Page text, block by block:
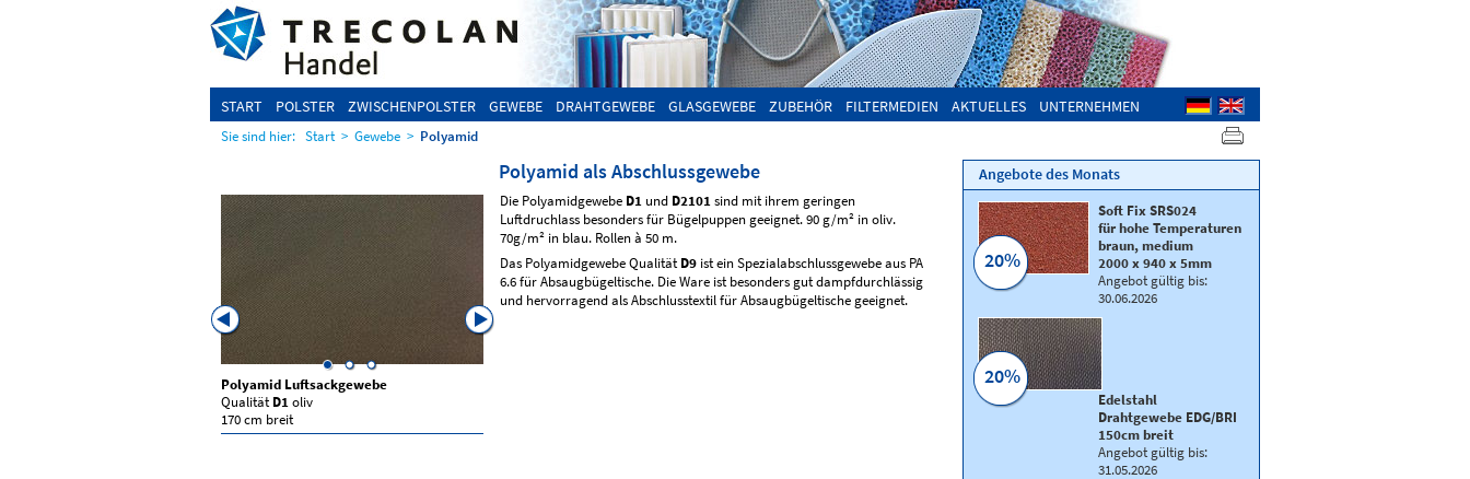
START POLSTER ZWISCHENPOLSTER GEWEBE DRAHTGEWEBE GLASGEWEBE ZUBEHÖR FILTERMEDIEN AKTUELLES UNTERNEHMEN
Sie sind hier: Start > Gewebe > Polyamid
Polyamid als Abschlussgewebe
Die Polyamidgewebe D1 und D2101 sind mit ihrem geringen
Luftdruchlass besonders für Bügelpuppen geeignet. 90 g/m² in oliv.
70g/m² in blau. Rollen à 50 m.
Das Polyamidgewebe Qualität D9 ist ein Spezialabschlussgewebe aus PA
6.6 für Absaugbügeltische. Die Ware ist besonders gut dampfdurchlässig
und hervorragend als Abschlusstextil für Absaugbügeltische geeignet.
Polyamid Luftsackgewebe
Qualität D1 oliv
170 cm breit
Polyamid Luftsackgewebe
QualitätD1oliv
170 cm breit
Angebote des Monats
Soft Fix SRS024
für hohe Temperaturen
braun, medium
2000 x 940 x 5mm
Angebot gültig bis:
30.06.2026
20%
Edelstahl
Drahtgewebe EDG/BRI
150cm breit
Angebot gültig bis:
31.05.2026
20%